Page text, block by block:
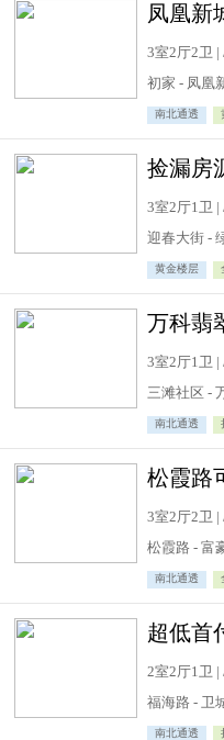
3室2厅2卫 |
初家 - 凤凰
南北通透
3室2厅1卫 |
迎春大街 -
黄金楼层
3室2厅1卫 |
三滩社区 -
南北通透
3室2厅2卫 |
松霞路 - 富
南北通透
2室2厅1卫 |
福海路 - 卫
南北通透